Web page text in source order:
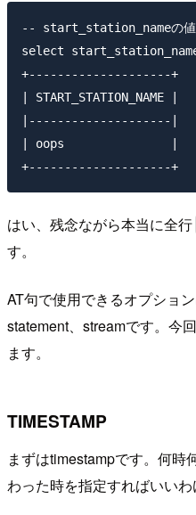
-- start_station_nameの値
select
| START_STATION_NAME |
|--------------------|
| oops               |
はい、残念ながら本当に全行
す。
AT句で使用できるオプショ
statement、streamです。今
ます。
TIMESTAMP
まずはtimestampです。何時
わった時を指定すればいいわ